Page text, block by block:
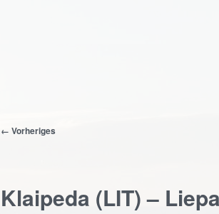
Beitragsnavigation
← Vorheriges
Klaipeda (LIT) –